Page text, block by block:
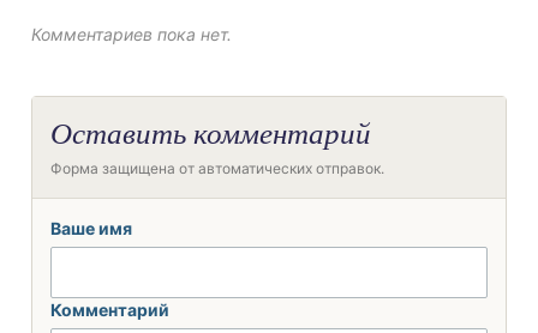
Комментариев пока нет.
Оставить комментарий
Форма защищена от автоматических отправок.
Ваше имя
Комментарий